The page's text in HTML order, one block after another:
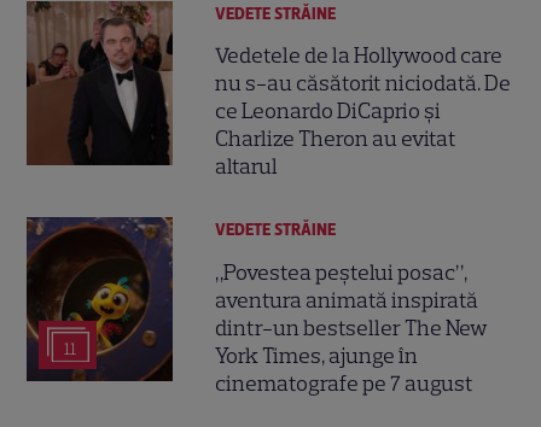
VEDETE STRĂINE
Vedetele de la Hollywood care
nu s-au căsătorit niciodată. De
ce Leonardo DiCaprio și
Charlize Theron au evitat
altarul
11
VEDETE STRĂINE
„Povestea peștelui posac”,
aventura animată inspirată
dintr-un bestseller The New
York Times, ajunge în
cinematografe pe 7 august